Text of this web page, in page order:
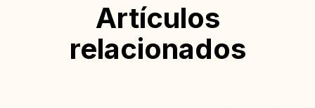
Artículos
relacionados